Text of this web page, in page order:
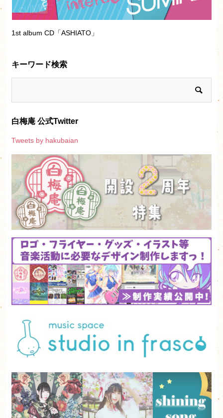
1st album CD「ASHIATO」
キーワード検索
白梅庵 公式Twitter
Tweets by hakubaian